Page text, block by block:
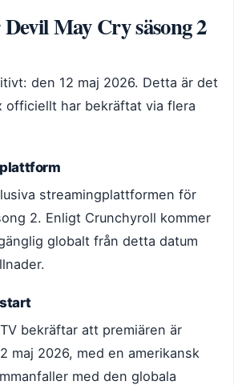
May Cry säsong 2
den 12 maj 2026. Detta är det
officiellt har bekräftat via flera
streamingplattformen för
2. Enligt Crunchyroll kommer
globalt från detta datum
bekräftar att premiären är
maj 2026, med en amerikansk
med den globala